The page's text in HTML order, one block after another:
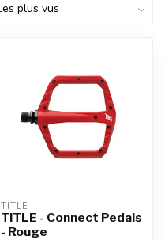
TITLE
TITLE - Connect Pedals
- Rouge